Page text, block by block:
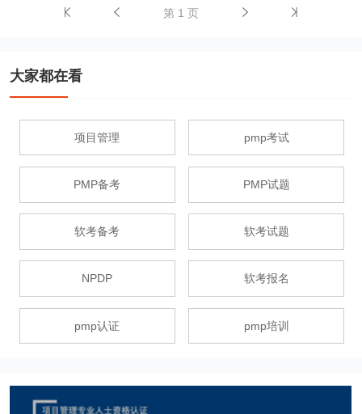
第 1 页
大家都在看
项目管理 pmp考试
PMP备考 PMP试题
软考备考 软考试题
NPDP 软考报名
pmp认证 pmp培训